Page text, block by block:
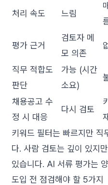
처리 속도 느림
평가 근거
검토자 메
모 의존
직무 적합도
판단
가능 (시간
소요)
채용공고 수
정 시 대응
다시 검토
키워드 필터는 빠르지만 직
다. 사람 검토는 깊이 있지
있습니다. AI 서류 평가는
도입 전 점검해야 할 5가지